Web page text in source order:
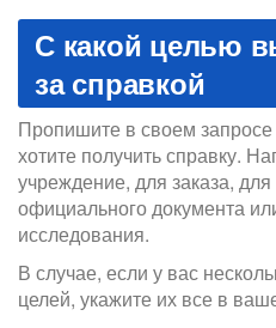
С какой целью
за справкой
Пропишите в своем
хотите получить справку.
учреждение, для заказа,
официального документа
исследования.
В случае, если у вас
целей, укажите их все в